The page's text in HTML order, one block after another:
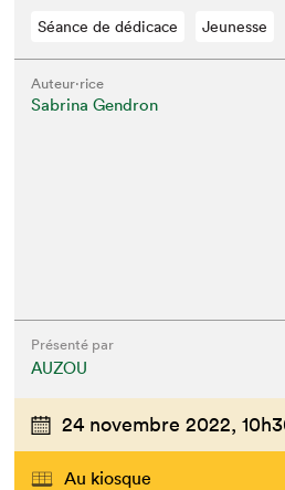
Séance de dédicace Jeunesse
Auteur·rice
Sabrina Gendron
Présenté par
AUZOU
24 novembre 2022,
Au kiosque